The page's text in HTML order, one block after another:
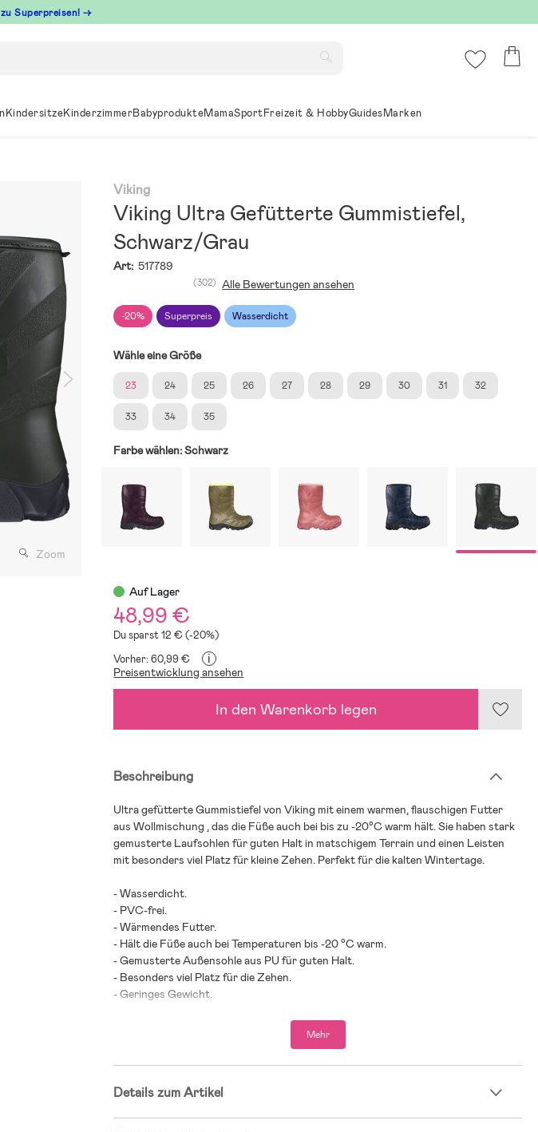
Superpreisen! →
KindersitzeKinderzimmerBabyprodukteMamaSportFreizeit & HobbyGuidesMarken
Zoom
Viking
Viking Ultra Gefütterte Gummistiefel,
Schwarz/Grau
Art: 517789
-20% Superpreis Wasserdicht
(302) Alle Bewertungen ansehen
Wähle eine Größe
23 24 25 26 27 28 29 30 31 32
33 34 35
Farbe wählen:Schwarz
Auf Lager
48,99 €
Du sparst 12 € (-20%)
Vorher: 60,99 €
i
Preisentwicklung ansehen
In den Warenkorb legen
Beschreibung
Ultra gefütterte Gummistiefel von Viking mit einem warmen, flauschigen Futter
aus Wollmischung , das die Füße auch bei bis zu -20°C warm hält. Sie haben stark
gemusterte Laufsohlen für guten Halt in matschigem Terrain und einen Leisten
mit besonders viel Platz für kleine Zehen. Perfekt für die kalten Wintertage.
- Wasserdicht.
- PVC-frei.
- Wärmendes Futter.
- Hält die Füße auch bei Temperaturen bis -20 °C warm.
- Gemusterte Außensohle aus PU für guten Halt.
- Besonders viel Platz für die Zehen.
- Geringes Gewicht.
- Laut dem schwedischen Verbraucherportal Testfakta.se einer der besten
- Oberteil: PU.
Mehr
Details zum Artikel